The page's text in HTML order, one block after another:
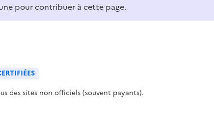
pour contribuer à cette page.
des sites non officiels (souvent payants).